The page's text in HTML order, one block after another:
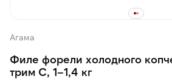
Агама
Филе форели холодного
трим С, 1–1,4 кг